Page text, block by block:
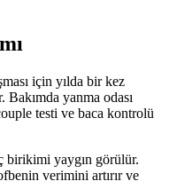
için yılda bir kez
Bakımda yanma odası
testi ve baca kontrolü
birikimi yaygın görülür.
verimini artırır ve